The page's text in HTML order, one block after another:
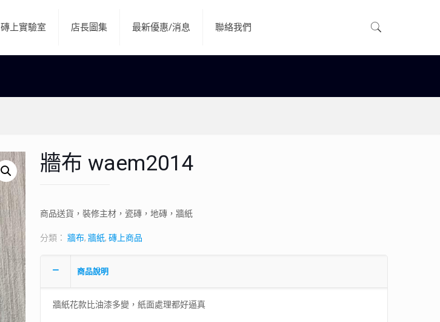
磚上實驗室 店長圖集 最新優惠/消息 聯絡我們
牆布 waem2014
商品送貨，裝修主材，瓷磚，地磚，牆紙
分類： 牆布, 牆紙, 磚上商品
商品說明
牆紙花款比油漆多變，紙面處理都好逼真